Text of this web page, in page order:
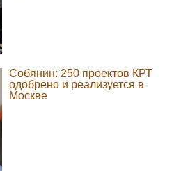
Собянин: 250 проектов КРТ
одобрено и реализуется в
Москве